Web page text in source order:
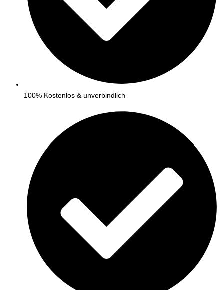
100% Kostenlos & unverbindlich